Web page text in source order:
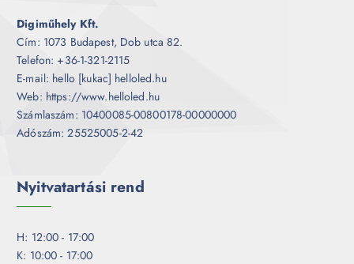
Digiműhely Kft.
Cím: 1073 Budapest, Dob utca 82.
Telefon: +36-1-321-2115
E-mail: hello [kukac] helloled.hu
Web: https://www.helloled.hu
Számlaszám: 10400085-00800178-00000000
Adószám: 25525005-2-42
Nyitvatartási rend
H: 12:00 - 17:00
K: 10:00 - 17:00